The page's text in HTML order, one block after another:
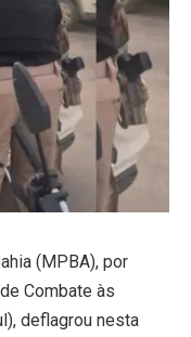
(MPBA), por
Combate às
deflagrou nesta